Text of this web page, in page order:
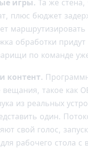
игры. Та же стена,
плюс бюджет
маршрутизировать
обработки придут
по команде
контент.
такое как
из реальных
один.
свой голос,
рабочего стола с